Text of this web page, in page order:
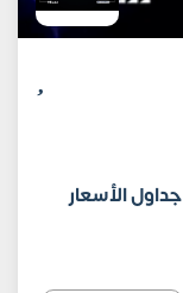
مول ناسا أكتوبر Nasa Mall October جداول الأسعار